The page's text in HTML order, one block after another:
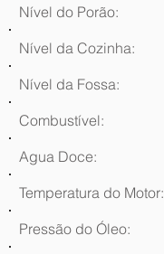
Nível do Porão:
Nível da Cozinha:
Nível da Fossa:
Combustível:
Agua Doce:
Temperatura do Motor:
Pressão do Óleo: